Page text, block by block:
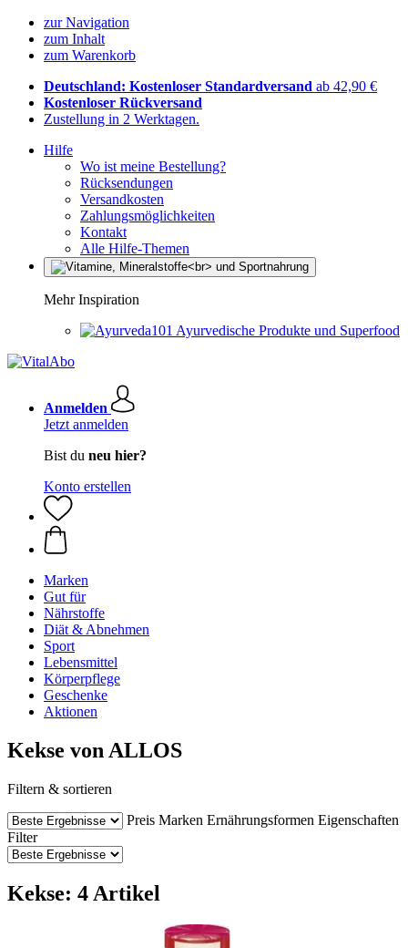
zur Navigation
zum Inhalt
zum Warenkorb
Deutschland: Kostenloser Standardversand ab 42,90 €
Kostenloser Rückversand
Zustellung in 2 Werktagen.
Hilfe
Wo ist meine Bestellung?
Rücksendungen
Versandkosten
Zahlungsmöglichkeiten
Kontakt
Alle Hilfe-Themen
Mehr Inspiration
Ayurvedische Produkte und Superfood
Anmelden
Jetzt anmelden
Bist du neu hier?
Konto erstellen
Marken
Gut für
Nährstoffe
Diät & Abnehmen
Sport
Lebensmittel
Körperpflege
Geschenke
Aktionen
Kekse von ALLOS
Filtern & sortieren
Preis Marken Ernährungsformen Eigenschaften
Filter
Kekse: 4 Artikel